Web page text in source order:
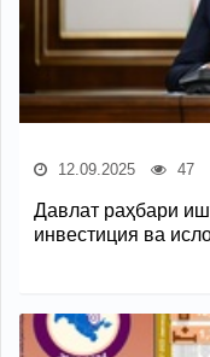
12.09.2025 47
Давлат раҳбари
инвестиция ва